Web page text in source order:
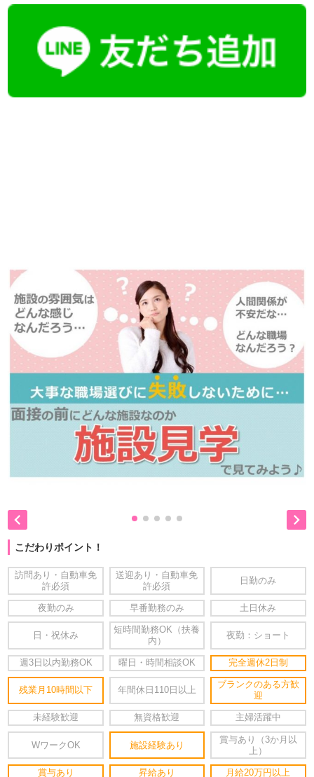
 
こだわりポイント！
訪問あり・自動車免
許必須
送迎あり・自動車免
許必須
日勤のみ
夜勤のみ 早番勤務のみ 土日休み
日・祝休み
短時間勤務OK（扶養
内）
夜勤：ショート
週3日以内勤務OK 曜日・時間相談OK 完全週休2日制
残業月10時間以下 年間休日110日以上
ブランクのある方歓
迎
未経験歓迎 無資格歓迎 主婦活躍中
WワークOK 施設経験あり
賞与あり（3か月以
上）
賞与あり 昇給あり 月給20万円以上